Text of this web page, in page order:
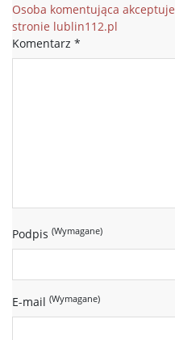
Osoba komentująca akceptuje
stronie lublin112.pl
Komentarz *
Podpis (Wymagane)
E-mail (Wymagane)